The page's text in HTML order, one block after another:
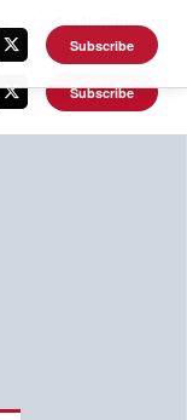
DALŠÍ WEBY
Subscribe